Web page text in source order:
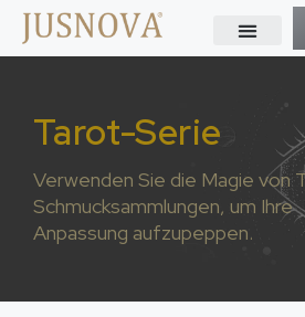
Tarot-Serie
Verwenden Sie die Magie von
Schmucksammlungen, um Ihre
Anpassung aufzupeppen.